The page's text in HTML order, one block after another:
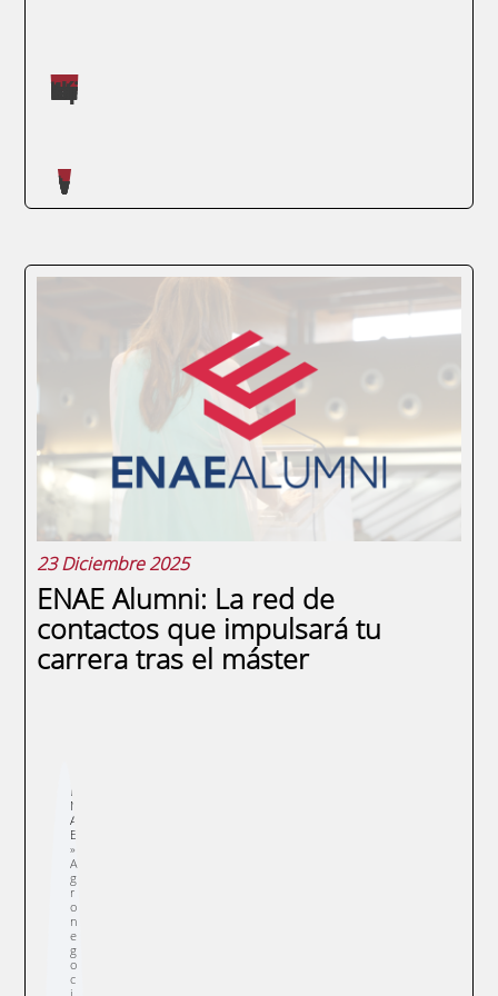
Máster impartidos por Daniel Román Barker
El ecosistema de la educación de posgrado
competitivo y, seamos honestos, más difícil
de comparar “a simple vista”. En ese
contexto, el ranking QS funciona como un
termómetro reconocido para entender
qué...
23 Diciembre 2025
ENAE Alumni: La red de
contactos que impulsará tu
carrera tras el máster
Sobrescribir
enlaces
de
ayuda
a
la
navegación
E
N
A
E
A
g
r
o
n
e
g
o
c